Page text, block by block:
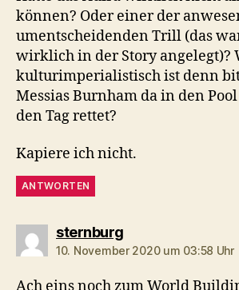
können? Oder einer der
umentscheidenden Trill (das
wirklich in der Story angelegt)?
kulturimperialistisch ist denn
Messias Burnham da in den
den Tag rettet?
Kapiere ich nicht.
ANTWORTEN
sternburgsagt:
10. November 2020 um 03:58 Uhr